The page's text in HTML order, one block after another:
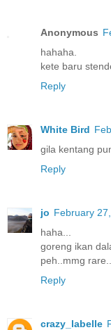
Anonymous
hahaha.
kete baru
Reply
White Bird
gila kentang
Reply
jo February
haha...
goreng ikan
peh..mmg rare..
Reply
crazy_labelle